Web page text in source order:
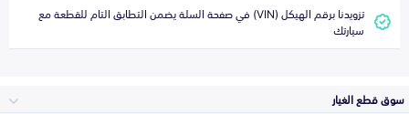
تزويدنا برقم الهيكل (VIN) في صفحة السلة يضمن التطابق التام للقطعة مع
سيارتك
سوق قطع الغيار